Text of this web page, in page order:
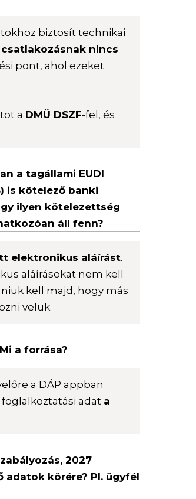
biztosít technikai
nincs
pont, ahol ezeket
a DMÜ DSZF-fel, és
a tagállami EUDI
is kötelező banki
ilyen kötelezettség
áll fenn?
elektronikus aláírást.
aláírásokat nem kell
kell majd, hogy más
velük.
a forrása?
a DÁP appban
adat a
2027
adatok körére? Pl. ügyfél